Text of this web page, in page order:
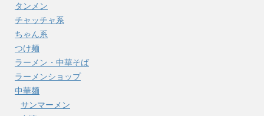
タンメン
チャッチャ系
ちゃん系
つけ麺
ラーメン・中華そば
ラーメンショップ
中華麺
サンマーメン